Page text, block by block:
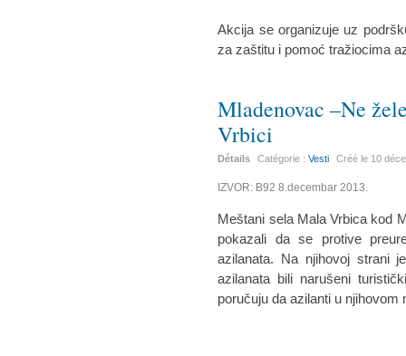
Akcija se organizuje uz
za zaštitu i pomoć tražiocima
Mladenovac –Ne
Vrbici
Détails Catégorie :Vesti Créé le 10
IZVOR: B92 8.decembar 2013.
Meštani sela Mala Vrbica kod
pokazali da se protive
azilanata. Na njihovoj strani
azilanata bili narušeni
poručuju da azilanti u